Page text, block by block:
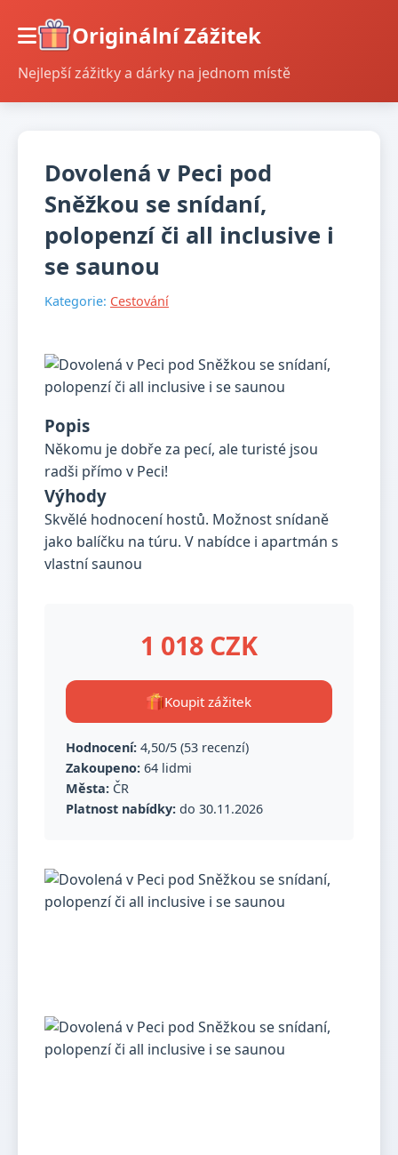
Originální Zážitek
Nejlepší zážitky a dárky na jednom místě
Dovolená v Peci pod
Sněžkou se snídaní,
polopenzí či all inclusive i
se saunou
Kategorie: Cestování
Popis
Někomu je dobře za pecí, ale turisté jsou
radši přímo v Peci!
Výhody
Skvělé hodnocení hostů. Možnost snídaně
jako balíčku na túru. V nabídce i apartmán s
vlastní saunou
1 018 CZK
Koupit zážitek
Hodnocení: 4,50/5 (53 recenzí)
Zakoupeno: 64 lidmi
Města: ČR
Platnost nabídky: do 30.11.2026